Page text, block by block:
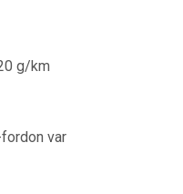
g/km
var